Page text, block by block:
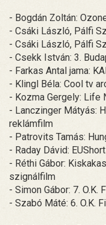
- Bogdán Zoltán:
- Csáki László, Pálfi
- Csáki László, Pálfi
- Csekk István: 3.
- Farkas Antal jama:
- Klingl Béla: Cool tv
- Kozma Gergely: Life
- Lanczinger Mátyás:
reklámfilm
- Patrovits Tamás:
- Raday Dávid:
- Réthi Gábor:
szignálfilm
- Simon Gábor: 7.
- Szabó Máté: 6. O.K.